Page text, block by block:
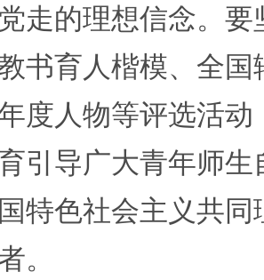
走的理想信念。
书育人楷模、全
度人物等评选活
引导广大青年师
特色社会主义共
。